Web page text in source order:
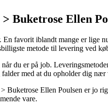
Buketrose Ellen
favorit iblandt mange er lige
metode til levering ved
du er på job.
med at du opholder dig
Ellen Poulsen er jo
vare.